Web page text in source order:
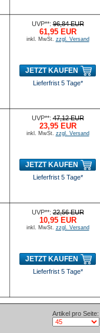
UVP**:96,84 EUR
61,95 EUR
inkl. MwSt. zzgl. Versand
JETZT KAUFEN
Lieferfrist 5 Tage*
UVP**:47,12 EUR
23,95 EUR
inkl. MwSt. zzgl. Versand
JETZT KAUFEN
Lieferfrist 5 Tage*
UVP**:22,56 EUR
10,95 EUR
inkl. MwSt. zzgl. Versand
JETZT KAUFEN
Lieferfrist 5 Tage*
Artikel pro Seite: